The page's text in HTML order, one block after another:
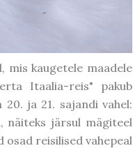
kaugetele maadele
Itaalia-reis" pakub
ja 21. sajandi vahel:
näiteks järsul mägiteel
reisilised vahepeal